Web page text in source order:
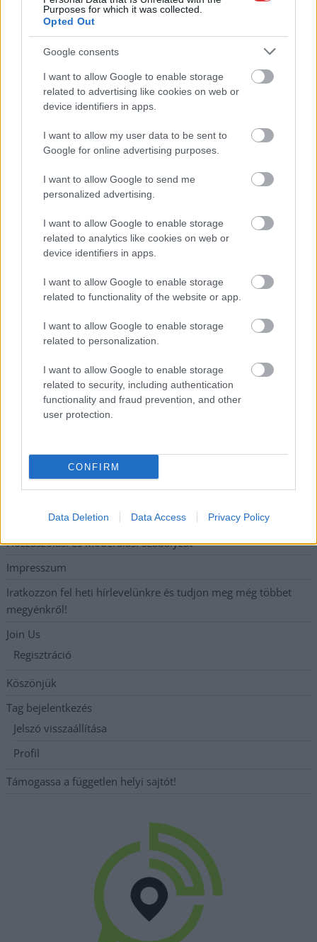
Purposes for which it was collected.
Opted Out
Google consents
I want to allow Google to enable storage
related to advertising like cookies on web or
device identifiers in apps.
I want to allow my user data to be sent to
Google for online advertising purposes.
I want to allow Google to send me
personalized advertising.
I want to allow Google to enable storage
related to analytics like cookies on web or
device identifiers in apps.
I want to allow Google to enable storage
related to functionality of the website or app.
I want to allow Google to enable storage
related to personalization.
I want to allow Google to enable storage
related to security, including authentication
functionality and fraud prevention, and other
user protection.
CONFIRM
Data Deletion Data Access Privacy Policy
Nem biztató: a hétvégi kisebb felfrissülés után jövő héten
megint visszatér a forróság, újra rekkenő hőség jön, akár 38
fokokkal
Közzétették a szakértői állásfoglalást, a Fiumei úti fák
többsége szakszerűen már nem ápolható
a Paraméter közös riportfilmje a Sajó szennyezéséről
Csángó Fesztivál
mezőtúri kórházban leállt a klíma
Átszervezi működését az osztrák óriáscég, Szolnok is érintett
Tragédiába torkollott a segítségnyújtás elmulasztása, három
kisújszállási lakos ellen emeltek vádat
Vízitraffipax a Tisza-tavon: mostantól senki sem úszhatja meg
Szolnokra is megérkezik a nyár eddigi legkeményebb napja
Adatkezelési tájékoztató
Etikai és függetlenségi alapelvek
Hirdetési árak
Hozzászólási és Moderálási Szabályzat
Impresszum
Iratkozzon fel heti hírlevelünkre és tudjon meg még többet
megyénkről!
Join Us
Regisztráció
Köszönjük
Tag bejelentkezés
Jelszó visszaállítása
Profil
Támogassa a független helyi sajtót!